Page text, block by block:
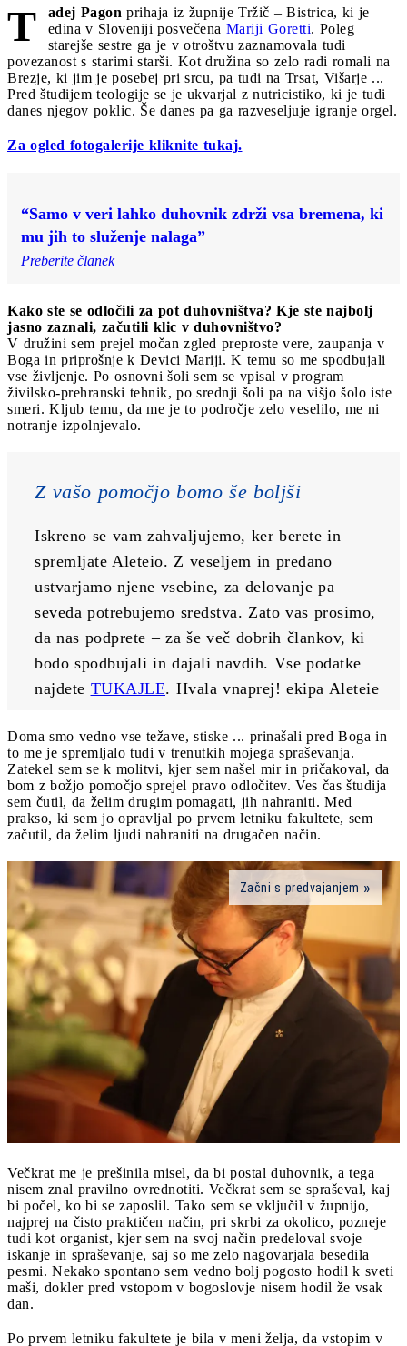
T adej Pagon prihaja iz župnije Tržič – Bistrica, ki je
edina v Sloveniji posvečena Mariji Goretti. Poleg
starejše sestre ga je v otroštvu zaznamovala tudi
povezanost s starimi starši. Kot družina so zelo radi romali na
Brezje, ki jim je posebej pri srcu, pa tudi na Trsat, Višarje ...
Pred študijem teologije se je ukvarjal z nutricistiko, ki je tudi
danes njegov poklic. Še danes pa ga razveseljuje igranje orgel.
Za ogled fotogalerije kliknite tukaj.
“Samo v veri lahko duhovnik zdrži vsa bremena, ki
mu jih to služenje nalaga”
Preberite članek
Kako ste se odločili za pot duhovništva? Kje ste najbolj
jasno zaznali, začutili klic v duhovništvo?
V družini sem prejel močan zgled preproste vere, zaupanja v
Boga in priprošnje k Devici Mariji. K temu so me spodbujali
vse življenje. Po osnovni šoli sem se vpisal v program
živilsko-prehranski tehnik, po srednji šoli pa na višjo šolo iste
smeri. Kljub temu, da me je to področje zelo veselilo, me ni
notranje izpolnjevalo.
Z vašo pomočjo bomo še boljši
Iskreno se vam zahvaljujemo, ker berete in
spremljate Aleteio. Z veseljem in predano
ustvarjamo njene vsebine, za delovanje pa
seveda potrebujemo sredstva. Zato vas prosimo,
da nas podprete – za še več dobrih člankov, ki
bodo spodbujali in dajali navdih. Vse podatke
najdete TUKAJLE. Hvala vnaprej! ekipa Aleteie
Doma smo vedno vse težave, stiske ... prinašali pred Boga in
to me je spremljalo tudi v trenutkih mojega spraševanja.
Zatekel sem se k molitvi, kjer sem našel mir in pričakoval, da
bom z božjo pomočjo sprejel pravo odločitev. Ves čas študija
sem čutil, da želim drugim pomagati, jih nahraniti. Med
prakso, ki sem jo opravljal po prvem letniku fakultete, sem
začutil, da želim ljudi nahraniti na drugačen način.
Začni s predvajanjem
Večkrat me je prešinila misel, da bi postal duhovnik, a tega
nisem znal pravilno ovrednotiti. Večkrat sem se spraševal, kaj
bi počel, ko bi se zaposlil. Tako sem se vključil v župnijo,
najprej na čisto praktičen način, pri skrbi za okolico, pozneje
tudi kot organist, kjer sem na svoj način predeloval svoje
iskanje in spraševanje, saj so me zelo nagovarjala besedila
pesmi. Nekako spontano sem vedno bolj pogosto hodil k sveti
maši, dokler pred vstopom v bogoslovje nisem hodil že vsak
dan.
Po prvem letniku fakultete je bila v meni želja, da vstopim v